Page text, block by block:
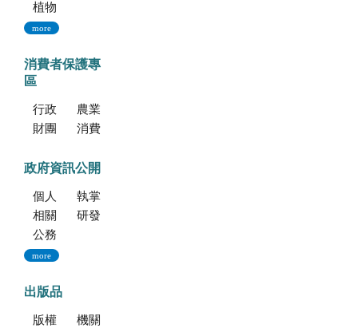
植物組織培養
more
消費者保護專
區
行政院消費者保護會
農業部消費者保護專區
財團法人中華民國消費者文教基金會
消費者保護法
政府資訊公開
個人資料保護專區
執掌與組織
相關法規
研發成果
公務出國報告資訊網
more
出版品
版權聲明--本網站發表之所有文章，係為學術研究成果，不得引用於產品及食品之標示、宣傳及廣告。若不當引用，應自負法律責任。
機關簡介